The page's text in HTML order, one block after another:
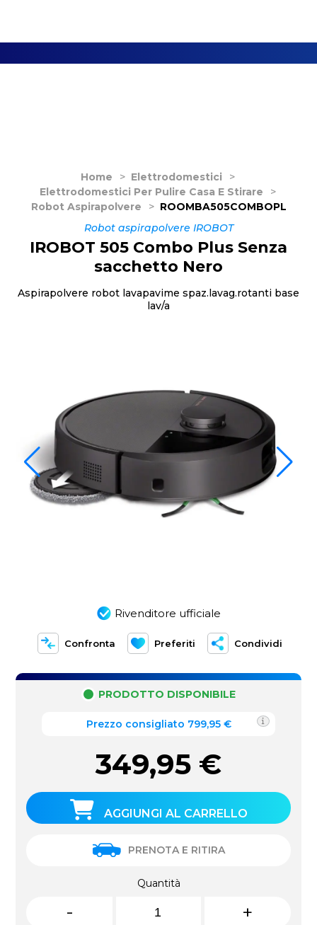
Home > Elettrodomestici
>
Elettrodomestici Per Pulire Casa E Stirare
>
Robot Aspirapolvere
> ROOMBA505COMBOPL
Robot aspirapolvere IROBOT
Rivenditore ufficiale
Confronta Preferiti Condividi
IROBOT 505 Combo Plus Senza
sacchetto Nero
Aspirapolvere robot lavapavime spaz.lavag.rotanti base
lav/a
PRODOTTO DISPONIBILE
Prezzo consigliato 799,95 €
349,95 €
AGGIUNGI AL CARRELLO
PRENOTA E RITIRA
Quantità
- +